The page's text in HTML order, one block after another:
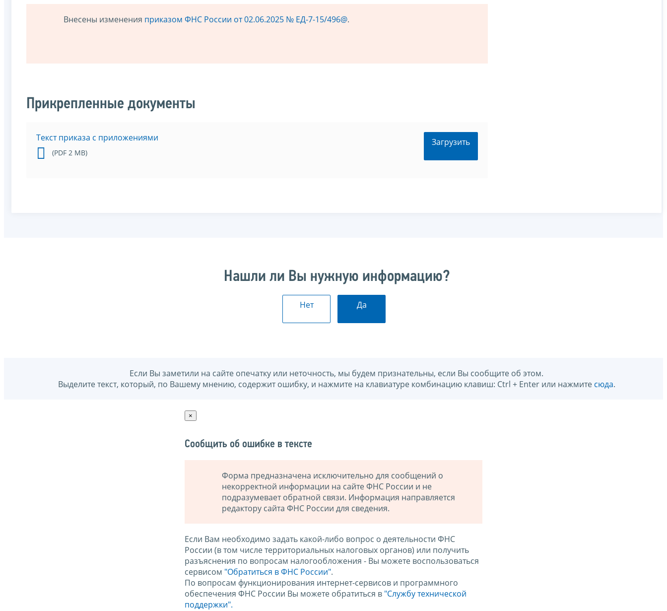
Внесены изменения приказом ФНС России от 02.06.2025 № ЕД-7-15/496@.
Прикрепленные документы
Текст приказа с приложениями
(PDF 2 MB)
Загрузить
Нашли ли Вы нужную информацию?
Нет Да
Если Вы заметили на сайте опечатку или неточность, мы будем признательны, если Вы сообщите об этом.
Выделите текст, который, по Вашему мнению, содержит ошибку, и нажмите на клавиатуре комбинацию клавиш: Ctrl + Enter или нажмите сюда.
×
Сообщить об ошибке в тексте
Форма предназначена исключительно для сообщений о
некорректной информации на сайте ФНС России и не
подразумевает обратной связи. Информация направляется
редактору сайта ФНС России для сведения.
Если Вам необходимо задать какой-либо вопрос о деятельности ФНС
России (в том числе территориальных налоговых органов) или получить
разъяснения по вопросам налогообложения - Вы можете воспользоваться
сервисом "Обратиться в ФНС России".
По вопросам функционирования интернет-сервисов и программного
обеспечения ФНС России Вы можете обратиться в "Службу технической
поддержки".